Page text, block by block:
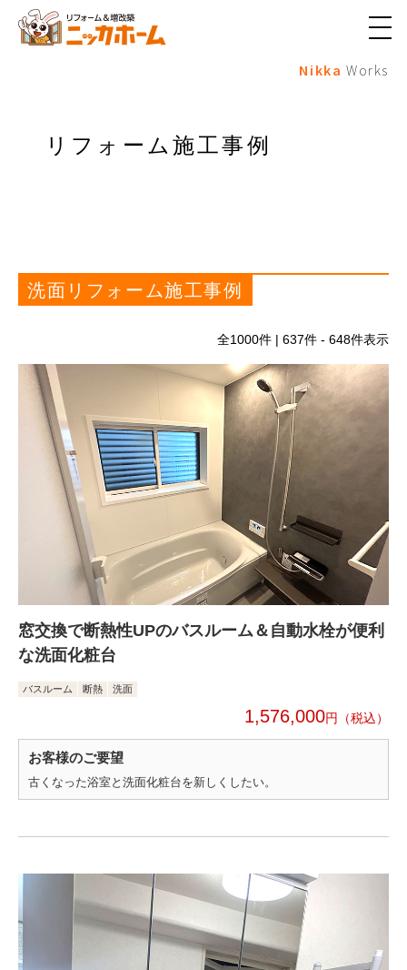
メ
ュ
Nikka Works
リフォーム施工事例
洗面リフォーム施工事例
全1000件 | 637件 - 648件表示
窓交換で断熱性UPのバスルーム＆自動水栓が便利
な洗面化粧台
バスルーム 断熱 洗面
1,576,000円
お客様のご要望
古くなった浴室と洗面化粧台を新しくしたい。